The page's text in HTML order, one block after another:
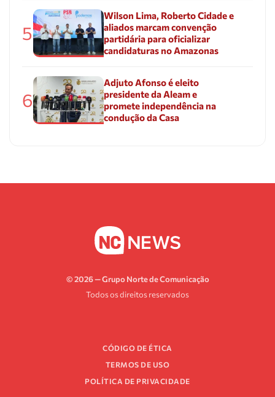
5
Wilson Lima, Roberto Cidade e
aliados marcam convenção
partidária para oficializar
candidaturas no Amazonas
6
Adjuto Afonso é eleito
presidente da Aleam e
promete independência na
condução da Casa
© 2026 — Grupo Norte de Comunicação
Todos os direitos reservados
CÓDIGO DE ÉTICA
TERMOS DE USO
POLÍTICA DE PRIVACIDADE